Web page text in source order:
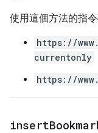
使用這個方法的指
https://
currentonly
https://
insert